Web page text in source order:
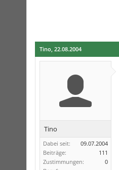
Tino, 22.08.2004
Tino
Dabei seit:
09.07.2004
Beiträge:
111
Zustimmungen:
0